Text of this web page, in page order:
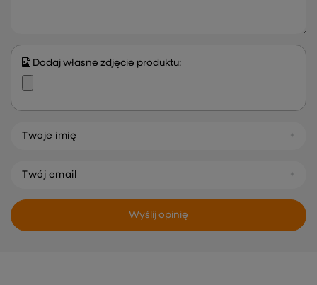
Dodaj własne zdjęcie produktu:
Twoje imię
Twój email
Wyślij opinię